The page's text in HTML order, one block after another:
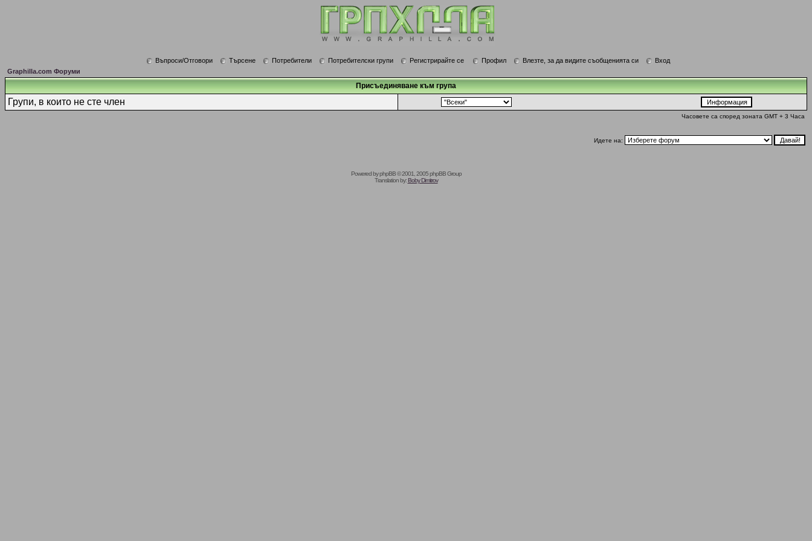
Въпроси/Отговори Търсене Потребители Потребителски групи Регистрирайте се Профил Влезте, за да видите съобщенията си
Вход
Graphilla.com Форуми
Присъединяване към група
Групи, в които не сте член
Часовете са според зоната GMT + 3 Часа
Идете на:
Powered byphpBB© 2001, 2005 phpBB Group
Translation by:Boby Dimitrov